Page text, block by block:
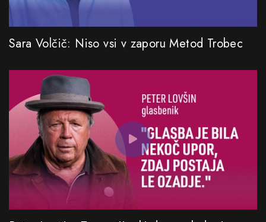
Sara Volčič: Niso vsi v zaporu Metod Trobec